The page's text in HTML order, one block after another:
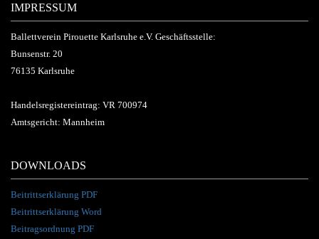
IMPRESSUM
Ballettverein Pirouette Karlsruhe e.V. Geschäftsstelle:
Bunsenstr. 20
76135 Karlsruhe
Handelsregistereintrag: VR 700974
Amtsgericht: Mannheim
DOWNLOADS
Beitrittserklärung PDF
Beitrittserklärung Word
Beitragsordnung PDF